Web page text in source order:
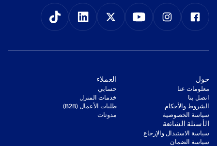
‫حول‬
معلومات عنا
اتصل بنا
‫الشروط والأحكام‬
‫سياسة الخصوصية‬
‫العملاء‬
‫حسابي‬
‫خدمات المنزل‬
‫طلبات الأعمال (B2B)‬
مدونات
‫الأسئلة الشائعة‬
‫سياسة الاستبدال والإرجاع‬
‫سياسة الضمان‬